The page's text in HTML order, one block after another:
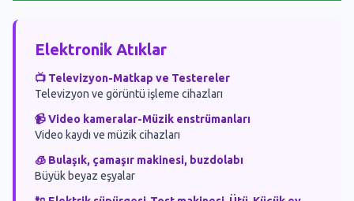
Atık Konteyner 15
Atık Konteyner 16
Atık Konteyner 17
Atık Konteyner 19
Elektronik Atıklar
📺 Televizyon-Matkap ve Testereler
Televizyon ve görüntü işleme cihazları
📹 Video kameralar-Müzik enstrümanları
Video kaydı ve müzik cihazları
🧊 Bulaşık, çamaşır makinesi, buzdolabı
Büyük beyaz eşyalar